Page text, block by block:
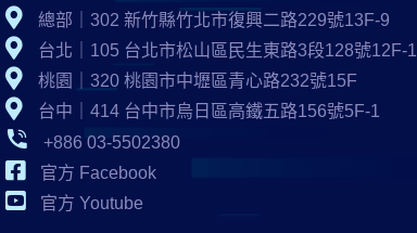
總部｜302 新竹縣竹北市復興二路229號13F-9
台北｜105 台北市松山區民生東路3段128號12F-1
桃園｜320 桃園市中壢區青心路232號15F
台中｜414 台中市烏日區高鐵五路156號5F-1
+886 03-5502380
官方 Facebook
官方 Youtube